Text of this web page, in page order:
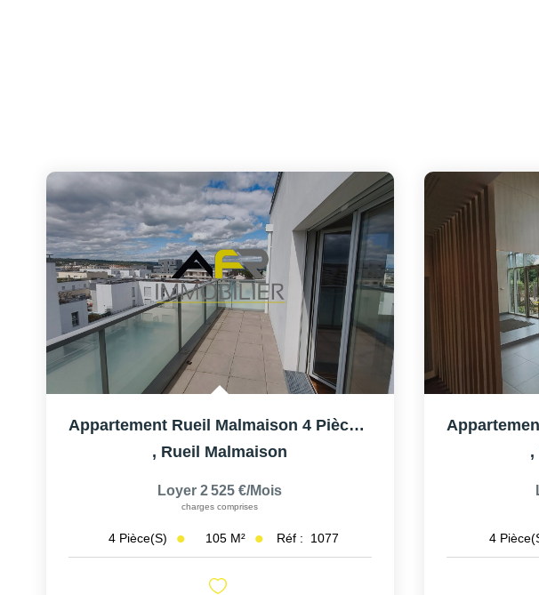
Appartement Rueil Malmaison 4 Pièce(s) 105 M2
, Rueil Malmaison
Loyer 2 525 €/mois
charges comprises
4 Pièce(s) 105 M² Réf : 1077
,
4